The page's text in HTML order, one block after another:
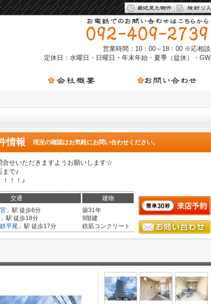
営業時間：10：00～18：00 ※応相談
定休日：水曜日・日曜日・年末年始・夏季（盆休）・GW
情報 現況の確認はお気軽にお問い合わせください。
合せいただきますようお願いします☆
まで♪
！！！♪
交通 建物
」駅 徒歩6分
」駅 徒歩18分
平尾 」駅 徒歩17分
築31年
9階建
鉄筋コンクリート